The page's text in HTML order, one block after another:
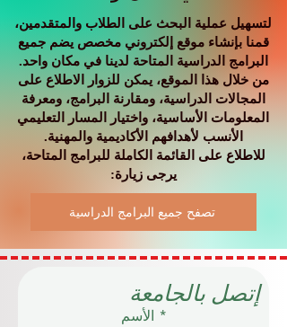
لتسهيل عملية البحث على الطلاب والمتقدمين،
قمنا بإنشاء موقع إلكتروني مخصص يضم جميع
البرامج الدراسية المتاحة لدينا في مكان واحد.
من خلال هذا الموقع، يمكن للزوار الاطلاع على
المجالات الدراسية، ومقارنة البرامج، ومعرفة
المعلومات الأساسية، واختيار المسار التعليمي
الأنسب لأهدافهم الأكاديمية والمهنية.
للاطلاع على القائمة الكاملة للبرامج المتاحة،
يرجى زيارة:
تصفح جميع البرامج الدراسية
إتصل بالجامعة
الأسم